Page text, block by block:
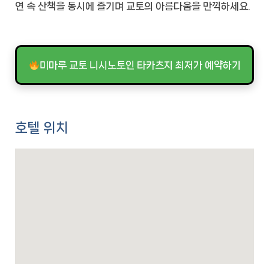
연 속 산책을 동시에 즐기며 교토의 아름다움을 만끽하세요.
미마루 교토 니시노토인 타카츠지 최저가 예약하기
호텔 위치